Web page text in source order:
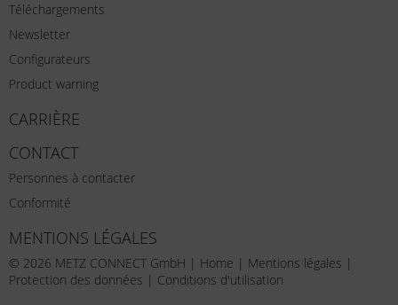
Téléchargements
Newsletter
Configurateurs
Product warning
CARRIÈRE
CONTACT
Personnes à contacter
Conformité
MENTIONS LÉGALES
© 2026 METZ CONNECT GmbH | Home | Mentions légales |
Protection des données | Conditions d'utilisation